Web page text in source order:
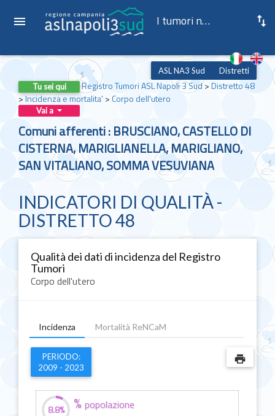
I tumori nella ASL NA3 Sud
ASL NA3 Sud
Distretti
Tu sei qui
Registro Tumori ASL Napoli 3 Sud>Distretto 48
>Incidenza e mortalita' > Corpo dell'utero
Vai a
Comuni afferenti : BRUSCIANO, CASTELLO DI
CISTERNA, MARIGLIANELLA, MARIGLIANO,
SAN VITALIANO, SOMMA VESUVIANA
INDICATORI DI QUALITÀ -
DISTRETTO 48
Qualità dei dati di incidenza del Registro
Tumori
Corpo dell'utero
Incidenza Mortalità ReNCaM
print
PERIODO:
2009 - 2023
8.8% %popolazione